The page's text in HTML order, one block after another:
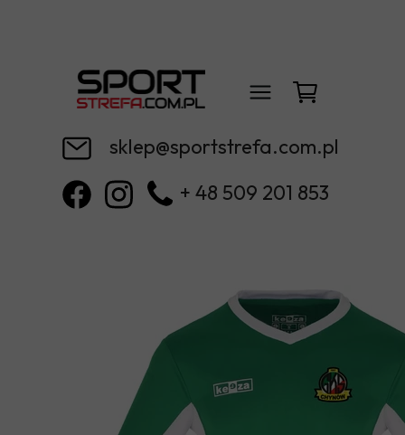
sklep@sportstrefa.com.pl
+ 48 509 201 853